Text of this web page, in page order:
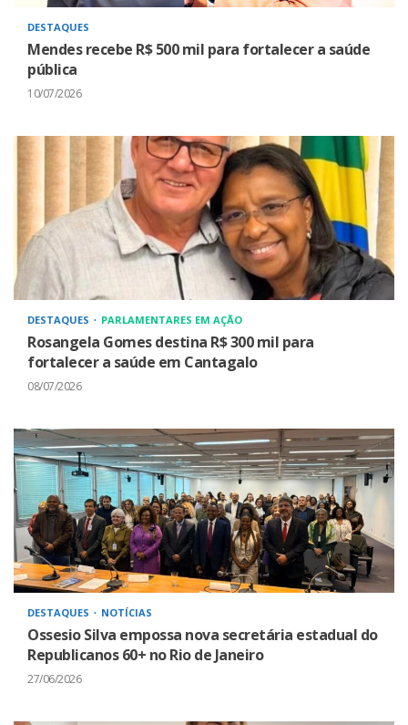
DESTAQUES
Mendes recebe R$ 500 mil para fortalecer a saúde
pública
10/07/2026
DESTAQUES PARLAMENTARES EM AÇÃO
Rosangela Gomes destina R$ 300 mil para
fortalecer a saúde em Cantagalo
08/07/2026
DESTAQUES NOTÍCIAS
Ossesio Silva empossa nova secretária estadual do
Republicanos 60+ no Rio de Janeiro
27/06/2026